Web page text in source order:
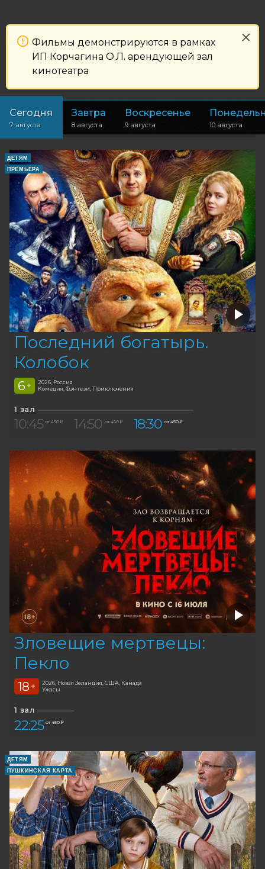
Фильмы демонстрируются в рамках
ИП Корчагина О.Л. арендующей зал
кинотеатра
Сегодня
7 августа
Завтра
8 августа
Воскресенье
9 августа 10 августа
ДЕТЯМ
ПРЕМЬЕРА
Последний богатырь.
Колобок
6 +
2026, Россия
Комедия, Фэнтези, Приключения
1 зал
10:45 от 450 ₽ 14:50 от 450 ₽ 18:30 от 450 ₽
Зловещие мертвецы:
Пекло
18 +
2026, Новая Зеландия, США, Канада
Ужасы
1 зал
22:25 от 450 ₽
ДЕТЯМ
ПУШКИНСКАЯ КАРТА